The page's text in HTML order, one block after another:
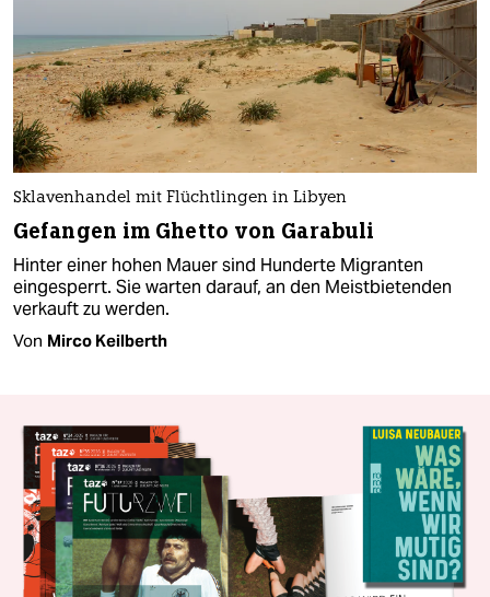
Sklavenhandel mit Flüchtlingen in Libyen
Gefangen im Ghetto von Garabuli
Hinter einer hohen Mauer sind Hunderte Migranten
eingesperrt. Sie warten darauf, an den Meistbietenden
verkauft zu werden.
Von Mirco Keilberth